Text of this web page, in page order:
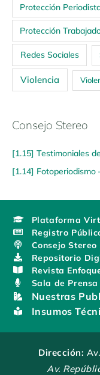
Protección
Protección
Redes Sociales
Violencia
Consejo Stereo
[1.15] Testimoniales
[1.14] Fotoperiodismo
Plataforma
Registro
Consejo Stereo
Repositorio
Revista
Sala de Prensa
Nuestras
Insumos
Dirección:
Av.